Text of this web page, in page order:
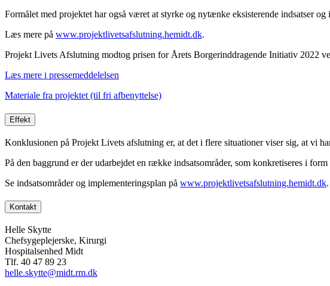
Formålet med projektet har også været at styrke og nytænke eksisterende indsatser
Læs mere på www.projektlivetsafslutning.hemidt.dk.
Projekt Livets Afslutning modtog prisen for Årets Borgerinddragende Initiativ 2022
Læs mere i pressemeddelelsen
Materiale fra projektet (til fri afbenyttelse)
Effekt
Konklusionen på Projekt Livets afslutning er, at det i flere situationer viser sig, at vi
På den baggrund er der udarbejdet en række indsatsområder, som konkretiseres i
Se indsatsområder og implementeringsplan på www.projektlivetsafslutning.hemidt.dk.
Kontakt
Helle Skytte
Chefsygeplejerske, Kirurgi
Hospitalsenhed Midt
Tlf. 40 47 89 23
helle.skytte@midt.rm.dk